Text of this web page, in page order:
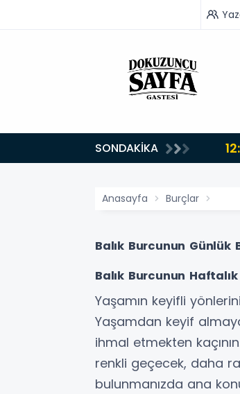
SONDAKİKA
Anasayfa Burçlar
Balık Burcunun Günlük
Balık Burcunun
Yaşamın keyifli
Yaşamdan keyif
ihmal etmekten
renkli geçecek, daha
bulunmanızda ana